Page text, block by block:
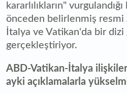
kararlılıkların"
önceden belirlenmiş
İtalya ve Vatikan'da bir dizi
gerçekleştiriyor.
ABD-Vatikan-İtalya
ayki açıklamalarla